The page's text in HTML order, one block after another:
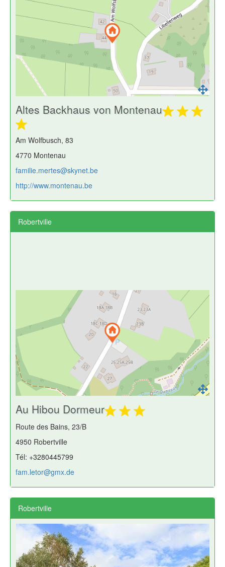
Altes Backhaus von Montenau
Am Wolfbusch, 83
4770 Montenau
familie.mertes@skynet.be
http://www.montenau.be
Robertville
Au Hibou Dormeur
Route des Bains, 23/B
4950 Robertville
Tél: +3280445799
fam.letor@gmx.de
Robertville